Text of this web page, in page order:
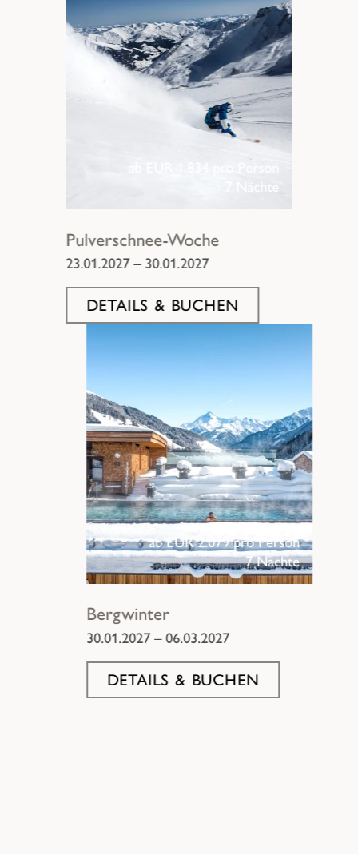
ab EUR 1.834 pro Person
7 Nächte
Pulverschnee-Woche
23.01.2027 – 30.01.2027
DETAILS & BUCHEN
ab EUR 2.079 pro Person
7 Nächte
Bergwinter
30.01.2027 – 06.03.2027
DETAILS & BUCHEN